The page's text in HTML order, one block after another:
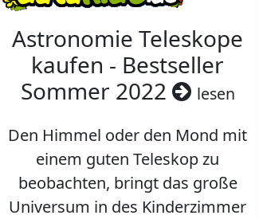
Astronomie Teleskope
kaufen - Bestseller
Sommer 2022
lesen
Den Himmel oder den Mond mit
einem guten Teleskop zu
beobachten, bringt das große
Universum in des Kinderzimmer